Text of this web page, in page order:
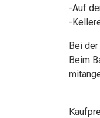
-Auf
-
Bei
Beim